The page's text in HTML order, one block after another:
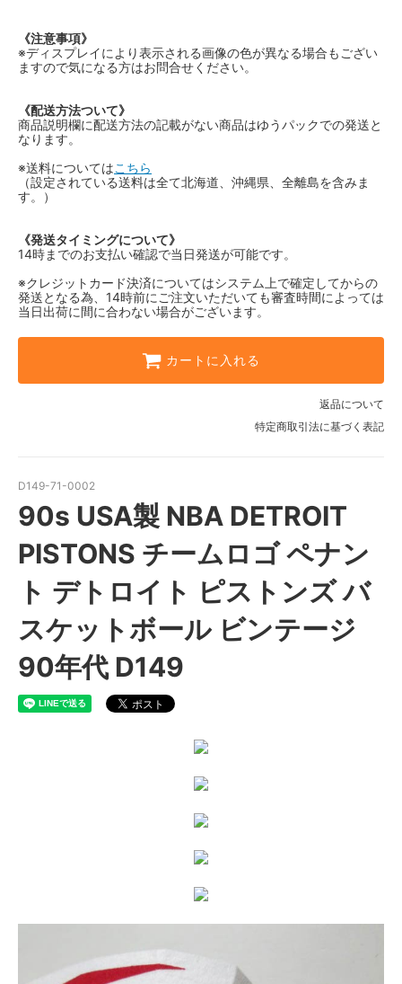
《注意事項》
※ディスプレイにより表示される画像の色が異なる場合もござい
ますので気になる方はお問合せください。
《配送方法ついて》
商品説明欄に配送方法の記載がない商品はゆうパックでの発送と
なります。
※送料についてはこちら
（設定されている送料は全て北海道、沖縄県、全離島を含みま
す。）
《発送タイミングについて》
14時までのお支払い確認で当日発送が可能です。
※クレジットカード決済についてはシステム上で確定してからの
発送となる為、14時前にご注文いただいても審査時間によっては
当日出荷に間に合わない場合がございます。
カートに入れる
返品について
特定商取引法に基づく表記
D149-71-0002
90s USA製 NBA DETROIT
PISTONS チームロゴ ペナン
ト デトロイト ピストンズ バ
スケットボール ビンテージ
90年代 D149